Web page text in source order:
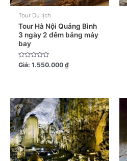
Tour Du lịch
Tour Hà Nội Quảng Bình
3 ngày 2 đêm bằng máy
bay
Được
xếp
Giá: 1.550.000₫